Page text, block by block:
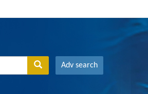
Adv search